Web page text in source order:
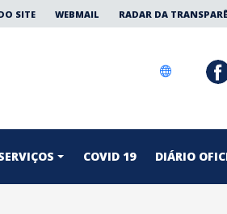
SITE WEBMAIL RADAR DA
COVID 19 DIÁRIO